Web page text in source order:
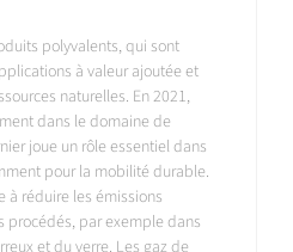
polyvalents, qui sont
à valeur ajoutée et
naturelles. En 2021,
dans le domaine de
joue un rôle essentiel dans
pour la mobilité durable.
à réduire les émissions
procédés, par exemple dans
et du verre. Les gaz de